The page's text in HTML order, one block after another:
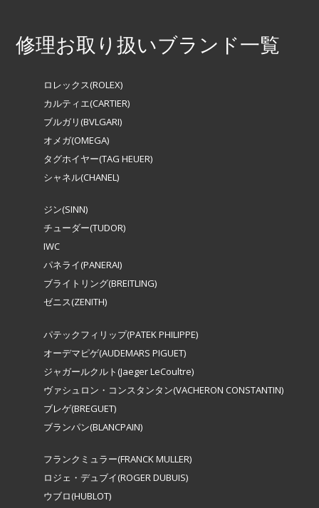
修理お取り扱いブランド一覧
ロレックス(ROLEX)
カルティエ(CARTIER)
ブルガリ(BVLGARI)
オメガ(OMEGA)
タグホイヤー(TAG HEUER)
シャネル(CHANEL)
ジン(SINN)
チューダー(TUDOR)
IWC
パネライ(PANERAI)
ブライトリング(BREITLING)
ゼニス(ZENITH)
パテックフィリップ(PATEK PHILIPPE)
オーデマピゲ(AUDEMARS PIGUET)
ジャガールクルト(Jaeger LeCoultre)
ヴァシュロン・コンスタンタン(VACHERON CONSTANTIN)
ブレゲ(BREGUET)
ブランパン(BLANCPAIN)
フランクミュラー(FRANCK MULLER)
ロジェ・デュブイ(ROGER DUBUIS)
ウブロ(HUBLOT)